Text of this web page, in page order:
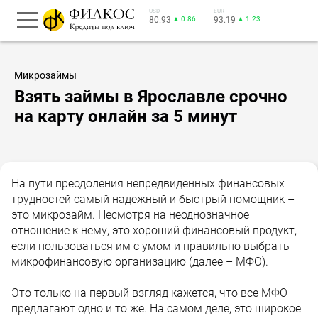
USD
80.93 ▲ 0.86
EUR
93.19 ▲ 1.23
Микрозаймы
Взять займы в Ярославле срочно
на карту онлайн за 5 минут
На пути преодоления непредвиденных финансовых
трудностей самый надежный и быстрый помощник –
это микрозайм. Несмотря на неоднозначное
отношение к нему, это хороший финансовый продукт,
если пользоваться им с умом и правильно выбрать
микрофинансовую организацию (далее – МФО).
Это только на первый взгляд кажется, что все МФО
предлагают одно и то же. На самом деле, это широкое